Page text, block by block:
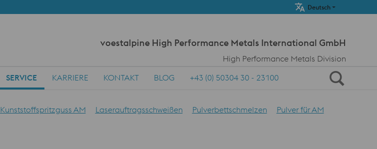
Deutsch
voestalpine High Performance Metals International GmbH
High Performance Metals Division
SERVICE KARRIERE KONTAKT BLOG +43 (0) 50304 30 - 23100
Kunststoffspritzguss AM Laserauftragsschweißen Pulverbettschmelzen Pulver für AM